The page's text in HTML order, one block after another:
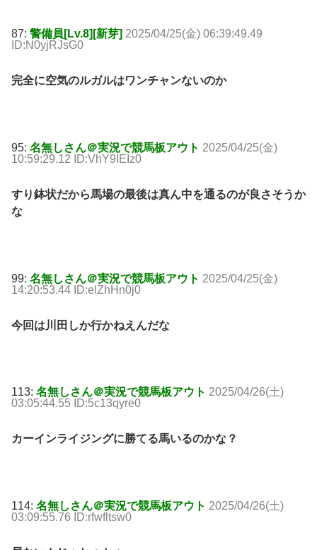
87: 警備員[Lv.8][新芽] 2025/04/25(金) 06:39:49.49
ID:N0yjRJsG0
完全に空気のルガルはワンチャンないのか
95: 名無しさん＠実況で競馬板アウト 2025/04/25(金)
10:59:29.12 ID:VhY9IEIz0
すり鉢状だから馬場の最後は真ん中を通るのが良さそうか
な
99: 名無しさん＠実況で競馬板アウト 2025/04/25(金)
14:20:53.44 ID:elZhHn0j0
今回は川田しか行かねえんだな
113: 名無しさん＠実況で競馬板アウト 2025/04/26(土)
03:05:44.55 ID:5c13qyre0
カーインライジングに勝てる馬いるのかな？
114: 名無しさん＠実況で競馬板アウト 2025/04/26(土)
03:09:55.76 ID:rfwfltsw0